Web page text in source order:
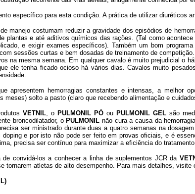
específico para esta condição. A prática de utilizar diuréticos
manejo costumam reduzir a gravidade dos episódios de
plantas e até aditivos químicos das rações. (Tal como
e exigir exames específicos). Também um bom
sessões curtas e bem dosadas de treinamento de
na mesma semana. Em qualquer cavalo é muito prejudicial o
ele tenha ficado ocioso há vários dias. Cavalos muito
apresentem hemorragias constantes e intensas, a melhor
meses) solto a pasto (claro que recebendo alimentação e
VETNIL, o PULMONIL PÓou PULMONIL GEL são
broncodilatador, oPULMONIL não cura a causa da
ser ministrado durante duas a quatro semanas na
e por isto não pode ser feito em provas oficiais, e é
precisa ser contínuo para maximizar a eficiência do tratamento.
de convidá-los a conhecer a linha de suplementos JCR da
tornarem atletas de alto desempenho. Para mais detalhes, visite